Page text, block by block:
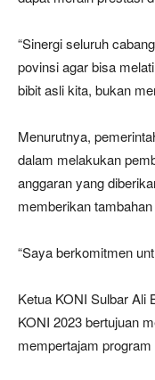
“Sinergi seluruh
povinsi agar bisa
bibit asli kita, bukan
Menurutnya,
dalam melakukan
anggaran yang
memberikan
“Saya berkomitmen
Ketua KONI Sulbar Ali
KONI 2023 bertujuan
mempertajam program